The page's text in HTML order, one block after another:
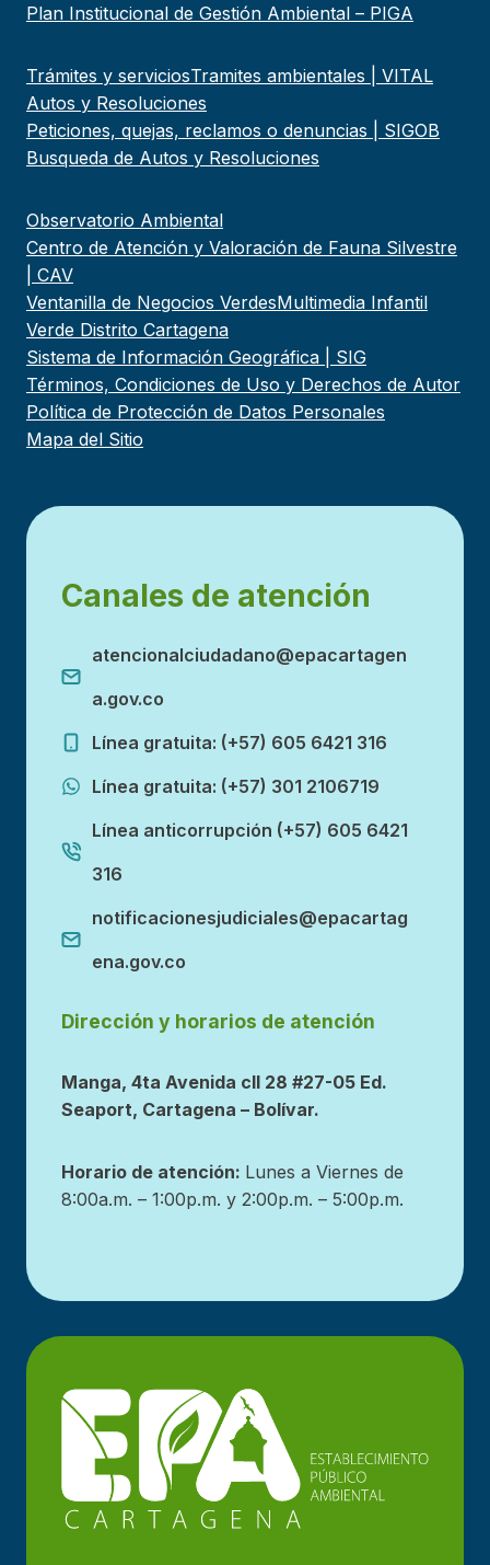
Plan Institucional de Gestión Ambiental – PIGA
Trámites y serviciosTramites ambientales | VITAL
Autos y Resoluciones
Peticiones, quejas, reclamos o denuncias | SIGOB
Busqueda de Autos y Resoluciones
Observatorio Ambiental
Centro de Atención y Valoración de Fauna Silvestre
| CAV
Ventanilla de Negocios VerdesMultimedia Infantil
Verde Distrito Cartagena
Sistema de Información Geográfica | SIG
Términos, Condiciones de Uso y Derechos de Autor
Política de Protección de Datos Personales
Mapa del Sitio
Canales de atención
atencionalciudadano@epacartagen
a.gov.co
Línea gratuita: (+57) 605 6421 316
Línea gratuita: (+57) 301 2106719
Línea anticorrupción (+57) 605 6421
316
notificacionesjudiciales@epacartag
ena.gov.co
Dirección y horarios de atención
Manga, 4ta Avenida cll 28 #27-05 Ed.
Seaport, Cartagena – Bolívar.
Horario de atención: Lunes a Viernes de
8:00a.m. – 1:00p.m. y 2:00p.m. – 5:00p.m.